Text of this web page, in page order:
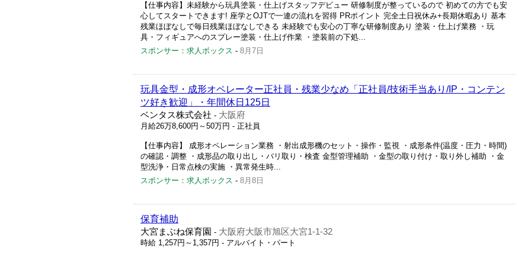
【仕事内容】未経験から玩具塗装・仕上げスタッフデビュー 研修制度が整っているので 初めての方でも安
心してスタートできます! 座学とOJTで一連の流れを習得 PRポイント 完全土日祝休み+長期休暇あり 基本
残業ほぼなしで毎日残業ほぼなしできる 未経験でも安心の丁寧な研修制度あり 塗装・仕上げ業務 ・玩
具・フィギュアへのスプレー塗装・仕上げ作業 ・塗装前の下処...
スポンサー：求人ボックス - 8月7日
玩具金型・成形オペレーター正社員・残業少なめ「正社員/技術手当あり/IP・コンテン
ツ好き歓迎」・年間休日125日
ベンタス株式会社 - 大阪府
月給26万8,600円～50万円 - 正社員
【仕事内容】 成形オペレーション業務 ・射出成形機のセット・操作・監視 ・成形条件(温度・圧力・時間)
の確認・調整 ・成形品の取り出し・バリ取り・検査 金型管理補助 ・金型の取り付け・取り外し補助 ・金
型洗浄・日常点検の実施 ・異常発生時...
スポンサー：求人ボックス - 8月8日
保育補助
大宮まぶね保育園 - 大阪府大阪市旭区大宮1-1-32
時給 1,257円～1,357円 - アルバイト・パート